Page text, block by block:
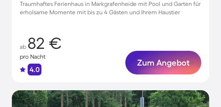
Traumhaftes Ferienhaus in Markgrafenheide mit Pool und Garten für
erholsame Momente mit bis zu 4 Gästen und Ihrem Haustier
ab 82 €
pro Nacht
4.0
Zum Angebot